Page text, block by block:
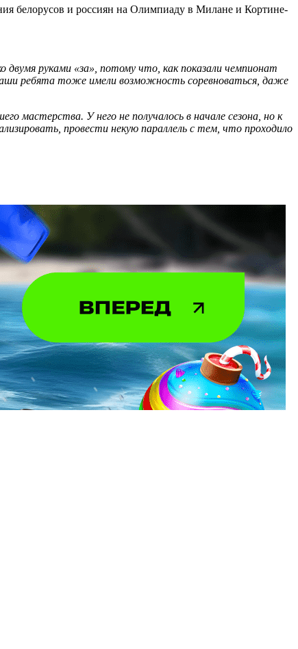
белорусов и россиян на Олимпиаду в Милане и Кортине-
руками «за», потому что, как показали чемпионат
ребята тоже имели возможность соревноваться, даже
мастерства. У него не получалось в начале сезона, но к
провести некую параллель с тем, что проходило